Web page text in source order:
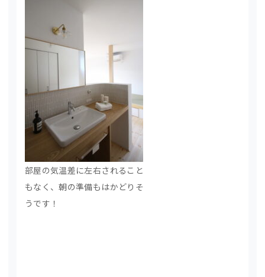
部屋の気温差に左右されること
もなく、朝の準備もはかどりそ
うです！